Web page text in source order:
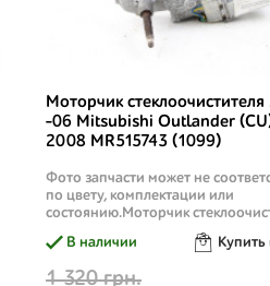
Моторчик
-06 Mitsubishi Outlander
2008 MR515743 (1099)
Фото запчасти может не
по цвету, комплектации или
состоянию.Моторчик
В наличии
Купить
1 320 грн.